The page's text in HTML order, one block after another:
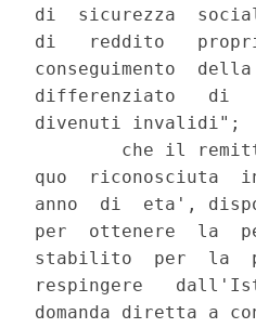
di  sicurezza
di   reddito
conseguimento
differenziato   di
divenuti invalidi";
che il
quo  riconosciuta
anno  di  eta',
per  ottenere  la
stabilito  per  la
respingere
domanda diretta a